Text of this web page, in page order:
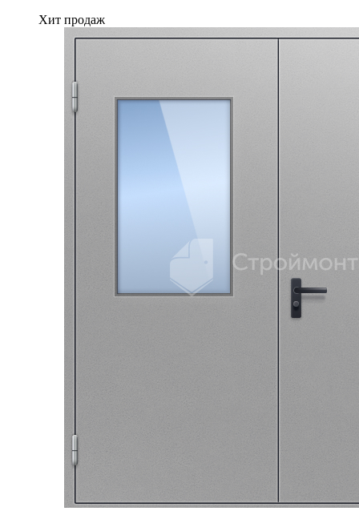
Хит продаж